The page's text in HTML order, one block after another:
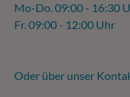
Mo-Do. 09:00 - 16:30
Fr. 09:00 - 12:00 Uhr
Oder über unser